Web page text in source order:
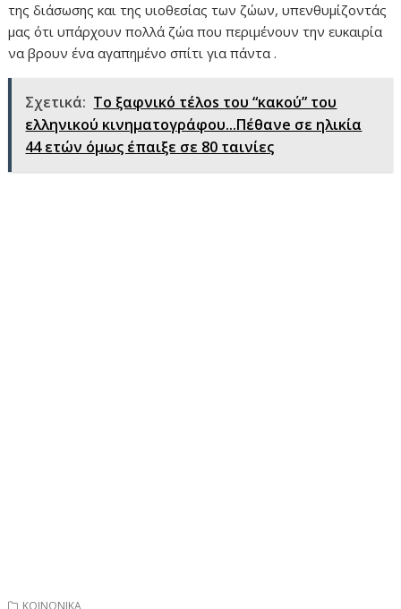
της διάσωσης και της υιοθεσίας των ζώων, υπενθυμίζοντάς
μας ότι υπάρχουν πολλά ζώα που περιμένουν την ευκαιρία
να βρουν ένα αγαπημένο σπίτι για πάντα .
Σχετικά: Το ξαφνικό τέλos του “κακού” του
ελληνικού κινηματογράφου...Πέθανe σε ηλικία
44 ετών όμως έπαιξε σε 80 ταινίες